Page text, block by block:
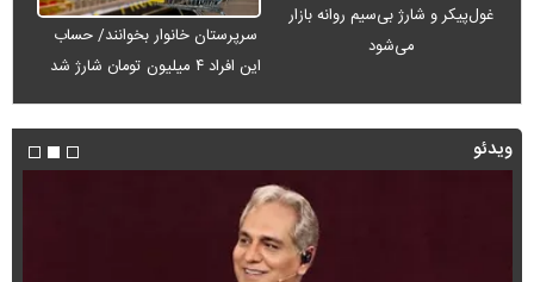
غول‌پیکر و شارژ بی‌سیم روانه بازار
می‌شود
سرپرستان خانوار بخوانند/ حساب
این افراد ۴ میلیون تومان شارژ شد
ویدئو